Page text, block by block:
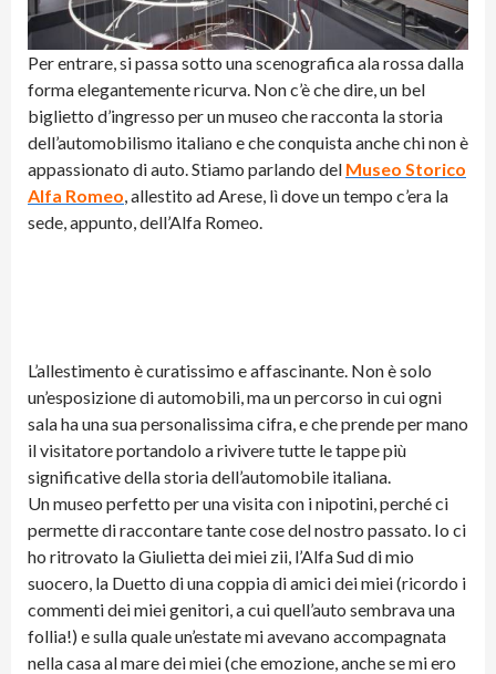
Per entrare, si passa sotto una scenografica ala rossa dalla
forma elegantemente ricurva. Non c’è che dire, un bel
biglietto d’ingresso per un museo che racconta la storia
dell’automobilismo italiano e che conquista anche chi non è
appassionato di auto. Stiamo parlando del Museo Storico
Alfa Romeo , allestito ad Arese, lì dove un tempo c’era la
sede, appunto, dell’Alfa Romeo.
L’allestimento è curatissimo e affascinante. Non è solo
un’esposizione di automobili, ma un percorso in cui ogni
sala ha una sua personalissima cifra, e che prende per mano
il visitatore portandolo a rivivere tutte le tappe più
significative della storia dell’automobile italiana.
Un museo perfetto per una visita con i nipotini, perché ci
permette di raccontare tante cose del nostro passato. Io ci
ho ritrovato la Giulietta dei miei zii, l’Alfa Sud di mio
suocero, la Duetto di una coppia di amici dei miei (ricordo i
commenti dei miei genitori, a cui quell’auto sembrava una
follia!) e sulla quale un’estate mi avevano accompagnata
nella casa al mare dei miei (che emozione, anche se mi ero